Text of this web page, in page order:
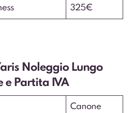
325€
Noleggio Lungo
e Partita IVA
Canone